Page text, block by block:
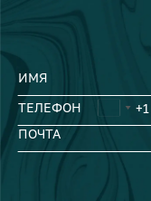
ИМЯ
ТЕЛЕФОН
ПОЧТА